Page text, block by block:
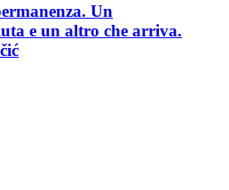
Un
e un altro che arriva.